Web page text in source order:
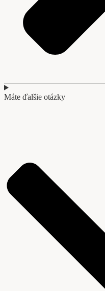
Máte ďalšie otázky